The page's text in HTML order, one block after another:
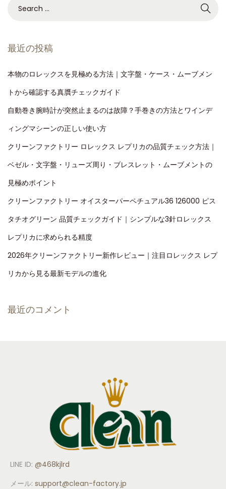
最近の投稿
本物のロレックスを見極める方法｜文字盤・ケース・ムーブメン
トから確認する真贋チェックガイド
自動巻き腕時計が突然止まるのは故障？手巻きの方法とワインデ
ィングマシーンの正しい使い方
クリーンファクトリー ロレックス レプリカの品質チェック方法｜
ベゼル・文字盤・リューズ周り・ブレスレット・ムーブメントの
見極めポイント
クリーンファクトリー オイスターパーペチュアル36 126000 ピス
タチオグリーン 品質チェックガイド｜シンプルな3針ロレックス
レプリカに求められる精度
2026年クリーンファクトリー新作レビュー｜注目ロレックス レプ
リカから見る最新モデルの進化
最近のコメント
LINE ID: @468kjlrd
メール: support@clean-factory.jp